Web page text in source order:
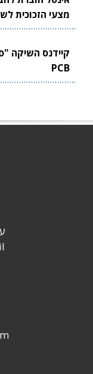
מצעי הזכוכית
קיידנס השיקה
PCB